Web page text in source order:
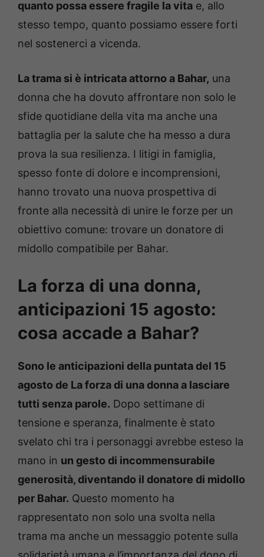
quanto possa essere fragile la vita e, allo
stesso tempo, quanto possiamo essere forti
nel sostenerci a vicenda.
La trama si è intricata attorno a Bahar, una
donna che ha dovuto affrontare non solo le
sfide quotidiane della vita ma anche una
battaglia per la salute che ha messo a dura
prova la sua resilienza. I litigi in famiglia,
spesso fonte di dolore e incomprensioni,
hanno trovato una nuova prospettiva di
fronte alla necessità di unire le forze per un
obiettivo comune: trovare un donatore di
midollo compatibile per Bahar.
La forza di una donna,
anticipazioni 15 agosto:
cosa accade a Bahar?
Sono le anticipazioni della puntata del 15
agosto de La forza di una donna a lasciare
tutti senza parole. Dopo settimane di
tensione e speranza, finalmente è stato
svelato chi tra i personaggi avrebbe esteso la
mano in un gesto di incommensurabile
generosità, diventando il donatore di midollo
per Bahar. Questo momento ha
rappresentato non solo una svolta nella
trama ma anche un messaggio potente sulla